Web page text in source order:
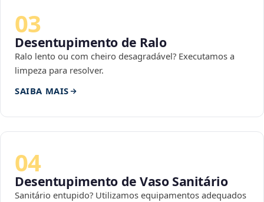
03
Desentupimento de Ralo
Ralo lento ou com cheiro desagradável? Executamos a
limpeza para resolver.
SAIBA MAIS
04
Desentupimento de Vaso Sanitário
Sanitário entupido? Utilizamos equipamentos adequados